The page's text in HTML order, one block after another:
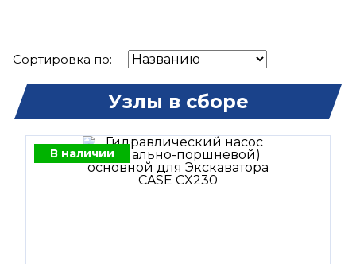
Сортировка по:
Узлы в сборе
В наличии